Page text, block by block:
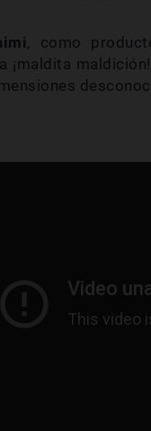
, como
¡maldita